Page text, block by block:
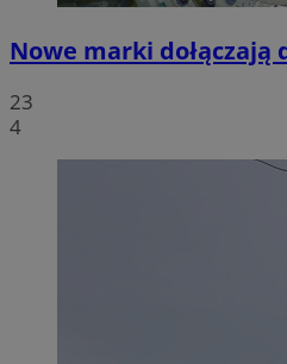
Nowe marki dołączają
23
4